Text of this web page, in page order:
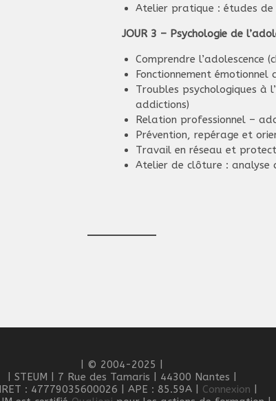
Atelier pratique : études
JOUR 3 – Psychologie de
Comprendre l’adolescence
Fonctionnement émotionnel
Troubles psychologiques à
addictions)
Relation professionnel –
Prévention, repérage et
Travail en réseau et
Atelier de clôture :
| © 2004-2025 |
| STEUM | 7 Rue des Tamaris | 44300 Nantes |
: 47779035600026 | APE : 85.59A | Connexion